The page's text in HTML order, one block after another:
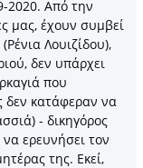
2020. Από την
μας, έχουν συμβεί
Λουιζίδου),
δεν υπάρχει
που
δεν κατάφεραν να
- δικηγόρος
ερευνήσει τον
της. Εκεί,